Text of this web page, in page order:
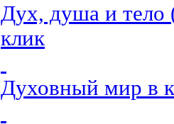
Дух, душа и тело
клик
Духовный мир в